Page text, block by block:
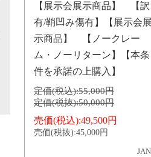
【展示会展示商品】 【訳
有/鞘凹み傷有】【展示会
示商品】 【ノークレー
ム・ノーリターン】【本条
件を承諾の上購入】
定価(税込):55,000円
定価(税抜):50,000円
売価(税込):49,500円
売価(税抜):45,000円